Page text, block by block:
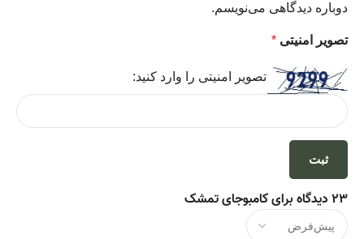
23 دیدگاه برای کامبوجای تمشک
دوباره دیدگاهی می‌نویسم.
تصویر امنیتی *
تصویر امنیتی را وارد کنید: